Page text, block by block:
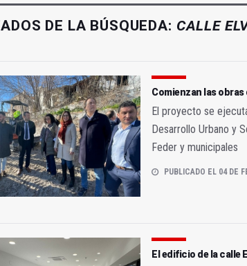
DE LA BÚSQUEDA: CALLE
Comienzan las obras
El proyecto se
Desarrollo Urbano y
Feder y municipales
PUBLICADO EL 04 DE
El edificio de la calle